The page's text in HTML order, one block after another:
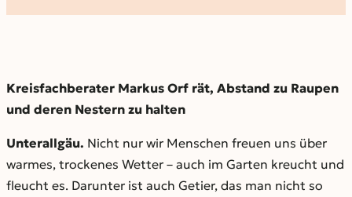
Kreisfachberater Markus Orf rät, Abstand zu Raupen
und deren Nestern zu halten
Unterallgäu. Nicht nur wir Menschen freuen uns über
warmes, trockenes Wetter – auch im Garten kreucht und
fleucht es. Darunter ist auch Getier, das man nicht so